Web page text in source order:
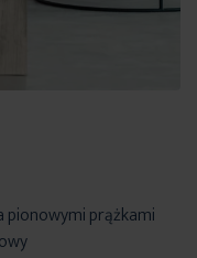
pionowymi prążkami